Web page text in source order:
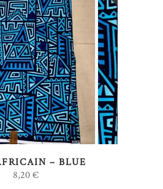
page
du
produit
DES OPTIONS
Ce
produit
plusieurs
variations.
Les
options
– BLUE
8,20€